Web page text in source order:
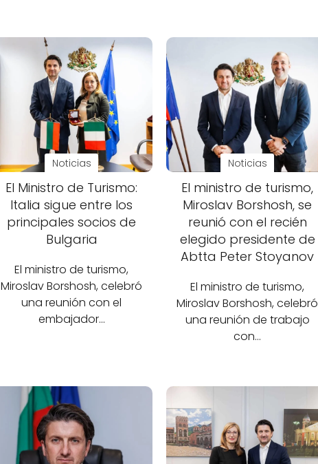
Noticias
El Ministro de Turismo:
Italia sigue entre los
principales socios de
Bulgaria
El ministro de turismo,
Miroslav Borshosh, celebró
una reunión con el
embajador…
Noticias
El ministro de turismo,
Miroslav Borshosh, se
reunió con el recién
elegido presidente de
Abtta Peter Stoyanov
El ministro de turismo,
Miroslav Borshosh, celebró
una reunión de trabajo
con…